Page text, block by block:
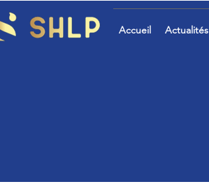
Accueil Actualités